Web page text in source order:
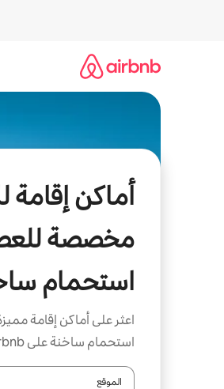
أماكن إقامة
مخصصة
استحمام
اعثر على أماكن إقامة
استحمام ساخنة على Airbnb واحجزها
الموقع